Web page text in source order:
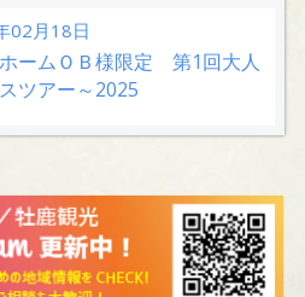
02月18日
ームＯＢ様限定 第1回大人
ツアー～2025